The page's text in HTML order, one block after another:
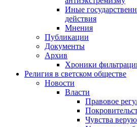
Иные
действия
Мнения
Публикации
Документы
Архив
Хроники
Религия в светском обществе
Новости
Власти
Правовое
Чувства